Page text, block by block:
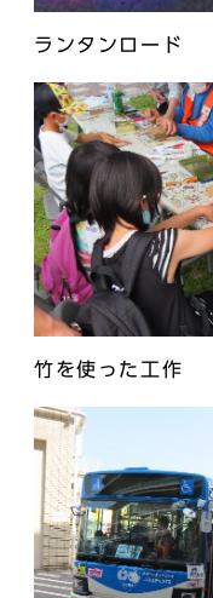
ランタンロード
竹を使った工作